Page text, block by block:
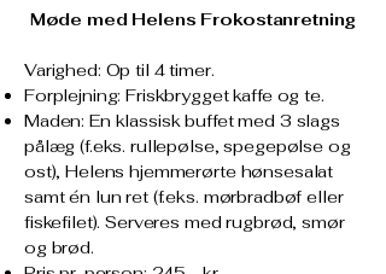
Møde med Helens Frokostanretning
Varighed: Op til 4 timer.
Forplejning: Friskbrygget kaffe og te.
Maden: En klassisk buffet med 3 slags
pålæg (f.eks. rullepølse, spegepølse og
ost), Helens hjemmerørte hønsesalat
samt én lun ret (f.eks. mørbradbøf eller
fiskefilet). Serveres med rugbrød, smør
og brød.